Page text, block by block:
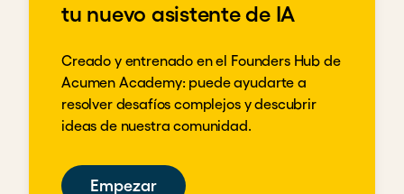
tu nuevo asistente de IA
Creado y entrenado en el Founders Hub de
Acumen Academy: puede ayudarte a
resolver desafíos complejos y descubrir
ideas de nuestra comunidad.
Empezar